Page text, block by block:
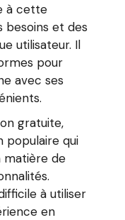
à cette
besoins et des
utilisateur. Il
pour
avec ses
gratuite,
populaire qui
matière de
à utiliser
en